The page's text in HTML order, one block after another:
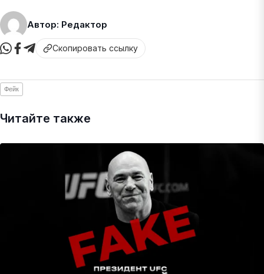
Автор: Редактор
Скопировать ссылку
Фейк
Читайте также